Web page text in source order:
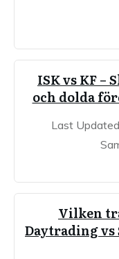
ISK vs KF –
och dolda
Last
Vilken
Daytrading